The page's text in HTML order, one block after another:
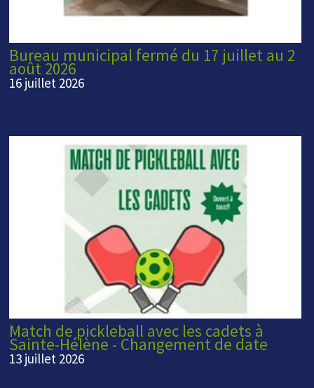
Bureau municipal fermé du 17 juillet au 2
août 2026
16 juillet 2026
Match de pickleball avec les cadets à
Sainte-Hélène - Changement de date
13 juillet 2026